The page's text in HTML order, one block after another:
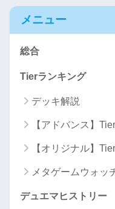
メニュー
総合
Tierランキング
デッキ解説
【アドバンス】
【オリジナル】
メタゲームウォッ
デュエマヒストリー